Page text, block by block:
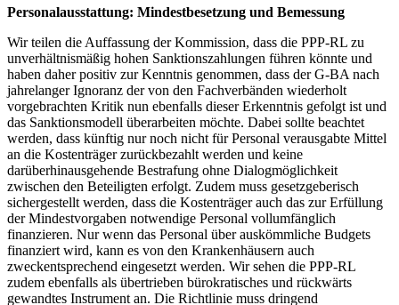
Personalausstattung: Mindestbesetzung und Bemessung
Wir teilen die Auffassung der Kommission, dass die PPP-RL zu
unverhältnismäßig hohen Sanktionszahlungen führen könnte und
haben daher positiv zur Kenntnis genommen, dass der G-BA nach
jahrelanger Ignoranz der von den Fachverbänden wiederholt
vorgebrachten Kritik nun ebenfalls dieser Erkenntnis gefolgt ist und
das Sanktionsmodell überarbeiten möchte. Dabei sollte beachtet
werden, dass künftig nur noch nicht für Personal verausgabte Mittel
an die Kostenträger zurückbezahlt werden und keine
darüberhinausgehende Bestrafung ohne Dialogmöglichkeit
zwischen den Beteiligten erfolgt. Zudem muss gesetzgeberisch
sichergestellt werden, dass die Kostenträger auch das zur Erfüllung
der Mindestvorgaben notwendige Personal vollumfänglich
finanzieren. Nur wenn das Personal über auskömmliche Budgets
finanziert wird, kann es von den Krankenhäusern auch
zweckentsprechend eingesetzt werden. Wir sehen die PPP-RL
zudem ebenfalls als übertrieben bürokratisches und rückwärts
gewandtes Instrument an. Die Richtlinie muss dringend